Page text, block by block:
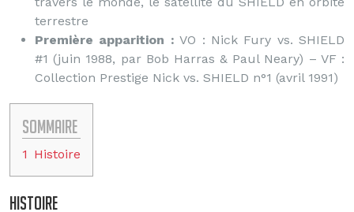
terrestre
Première apparition : VO : Nick Fury vs. SHIELD
#1 (juin 1988, par Bob Harras & Paul Neary) – VF :
Collection Prestige Nick vs. SHIELD n°1 (avril 1991)
Sommaire
1 Histoire
Histoire